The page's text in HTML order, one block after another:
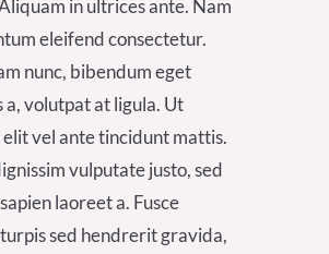
in ultrices ante. Nam
eleifend consectetur.
nunc, bibendum eget
a, volutpat at ligula. Ut
vel ante tincidunt mattis.
vulputate justo, sed
laoreet a. Fusce
sed hendrerit gravida,